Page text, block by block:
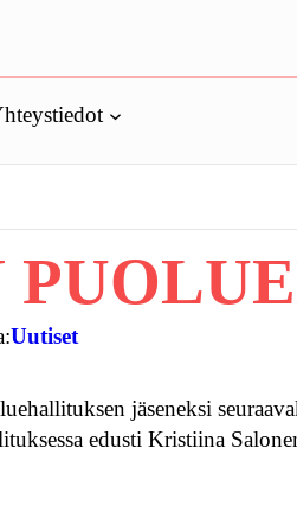
Uutiset
jäseneksi
edusti Kristiina